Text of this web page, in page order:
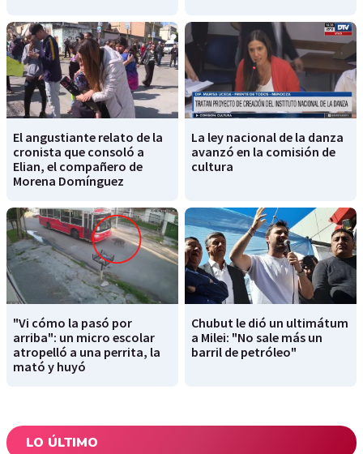
El angustiante relato de la
cronista que consoló a
Elian, el compañero de
Morena Domínguez
La ley nacional de la danza
avanzó en la comisión de
cultura
"Vi cómo la pasó por
arriba": un micro escolar
atropelló a una perrita, la
mató y huyó
Chubut le dió un ultimátum
a Milei: "No sale más un
barril de petróleo"
LO ÚLTIMO